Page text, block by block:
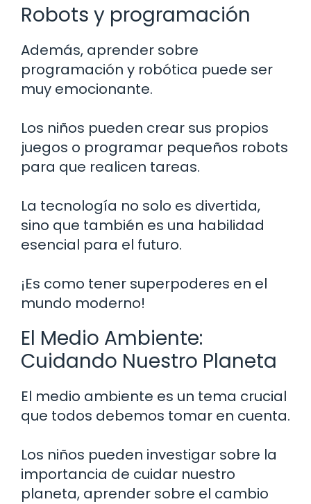
Robots y programación
Además, aprender sobre
programación y robótica puede ser
muy emocionante.
Los niños pueden crear sus propios
juegos o programar pequeños robots
para que realicen tareas.
La tecnología no solo es divertida,
sino que también es una habilidad
esencial para el futuro.
¡Es como tener superpoderes en el
mundo moderno!
El Medio Ambiente:
Cuidando Nuestro Planeta
El medio ambiente es un tema crucial
que todos debemos tomar en cuenta.
Los niños pueden investigar sobre la
importancia de cuidar nuestro
planeta, aprender sobre el cambio